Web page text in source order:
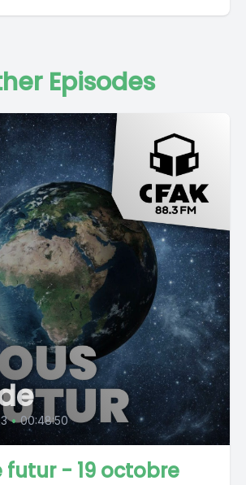
Episodes
• 00:48:50
futur - 19 octobre